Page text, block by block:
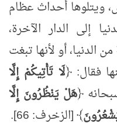
ويتلوها أحداث عظام
إلى الدار الآخرة،
الدنيا، أو لأنها تبغت
فقال: ﴿لَا تَأْتِيكُمْ إِلَّا
هَلْ يَنْظُرُونَ إِلَّا
﴾ [الزخرف: 66].